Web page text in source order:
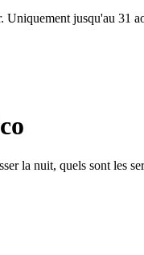
Uniquement jusqu'au 31
la nuit, quels sont les